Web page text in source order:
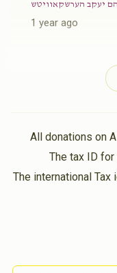
יעקב הערשקאוויטש
1 year ago
Michael
Nechemya
1 year ago
All donations on
The tax ID
The international